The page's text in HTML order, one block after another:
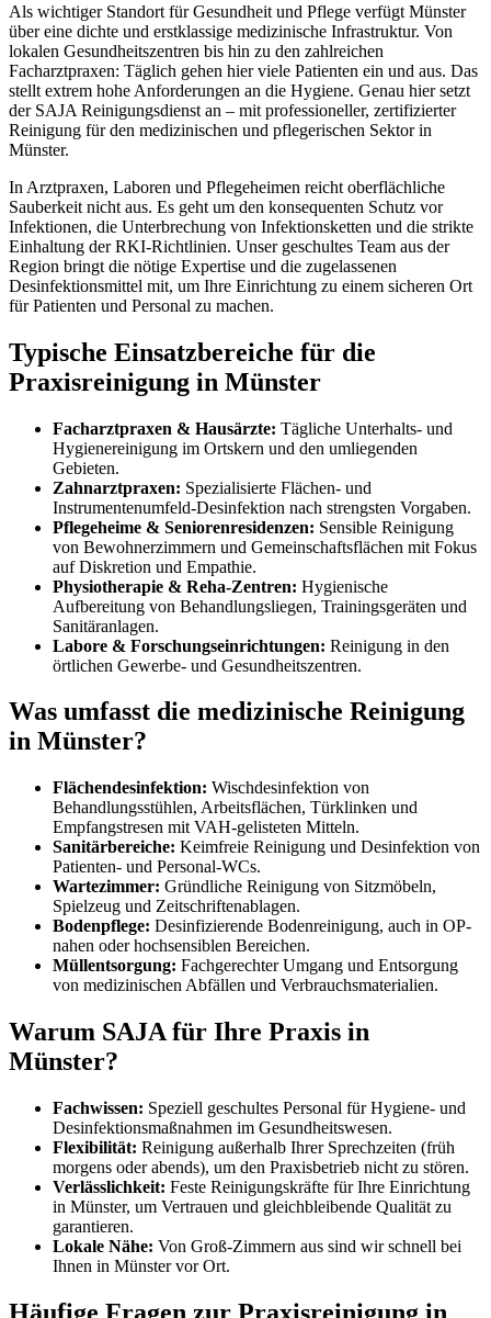
Als wichtiger Standort für Gesundheit und Pflege verfügt Münster
über eine dichte und erstklassige medizinische Infrastruktur. Von
lokalen Gesundheitszentren bis hin zu den zahlreichen
Facharztpraxen: Täglich gehen hier viele Patienten ein und aus. Das
stellt extrem hohe Anforderungen an die Hygiene. Genau hier setzt
der SAJA Reinigungsdienst an – mit professioneller, zertifizierter
Reinigung für den medizinischen und pflegerischen Sektor in
Münster.
In Arztpraxen, Laboren und Pflegeheimen reicht oberflächliche
Sauberkeit nicht aus. Es geht um den konsequenten Schutz vor
Infektionen, die Unterbrechung von Infektionsketten und die strikte
Einhaltung der RKI-Richtlinien. Unser geschultes Team aus der
Region bringt die nötige Expertise und die zugelassenen
Desinfektionsmittel mit, um Ihre Einrichtung zu einem sicheren Ort
für Patienten und Personal zu machen.
Typische Einsatzbereiche für die
Praxisreinigung in Münster
Facharztpraxen & Hausärzte: Tägliche Unterhalts- und
Hygienereinigung im Ortskern und den umliegenden
Gebieten.
Zahnarztpraxen: Spezialisierte Flächen- und
Instrumentenumfeld-Desinfektion nach strengsten Vorgaben.
Pflegeheime & Seniorenresidenzen: Sensible Reinigung
von Bewohnerzimmern und Gemeinschaftsflächen mit Fokus
auf Diskretion und Empathie.
Physiotherapie & Reha-Zentren: Hygienische
Aufbereitung von Behandlungsliegen, Trainingsgeräten und
Sanitäranlagen.
Labore & Forschungseinrichtungen: Reinigung in den
örtlichen Gewerbe- und Gesundheitszentren.
Was umfasst die medizinische Reinigung
in Münster?
Flächendesinfektion: Wischdesinfektion von
Behandlungsstühlen, Arbeitsflächen, Türklinken und
Empfangstresen mit VAH-gelisteten Mitteln.
Sanitärbereiche: Keimfreie Reinigung und Desinfektion von
Patienten- und Personal-WCs.
Wartezimmer: Gründliche Reinigung von Sitzmöbeln,
Spielzeug und Zeitschriftenablagen.
Bodenpflege: Desinfizierende Bodenreinigung, auch in OP-
nahen oder hochsensiblen Bereichen.
Müllentsorgung: Fachgerechter Umgang und Entsorgung
von medizinischen Abfällen und Verbrauchsmaterialien.
Warum SAJA für Ihre Praxis in
Münster?
Fachwissen: Speziell geschultes Personal für Hygiene- und
Desinfektionsmaßnahmen im Gesundheitswesen.
Flexibilität: Reinigung außerhalb Ihrer Sprechzeiten (früh
morgens oder abends), um den Praxisbetrieb nicht zu stören.
Verlässlichkeit: Feste Reinigungskräfte für Ihre Einrichtung
in Münster, um Vertrauen und gleichbleibende Qualität zu
garantieren.
Lokale Nähe: Von Groß-Zimmern aus sind wir schnell bei
Ihnen in Münster vor Ort.